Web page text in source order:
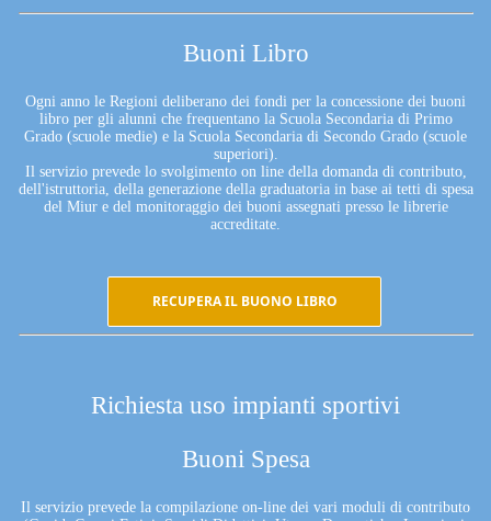
Buoni Libro
Ogni anno le Regioni deliberano dei fondi per la concessione dei buoni
libro per gli alunni che frequentano la Scuola Secondaria di Primo
Grado (scuole medie) e la Scuola Secondaria di Secondo Grado (scuole
superiori).
Il servizio prevede lo svolgimento on line della domanda di contributo,
dell'istruttoria, della generazione della graduatoria in base ai tetti di spesa
del Miur e del monitoraggio dei buoni assegnati presso le librerie
accreditate.
RECUPERA IL BUONO LIBRO
Richiesta uso impianti sportivi
Buoni Spesa
Il servizio prevede la compilazione on-line dei vari moduli di contributo